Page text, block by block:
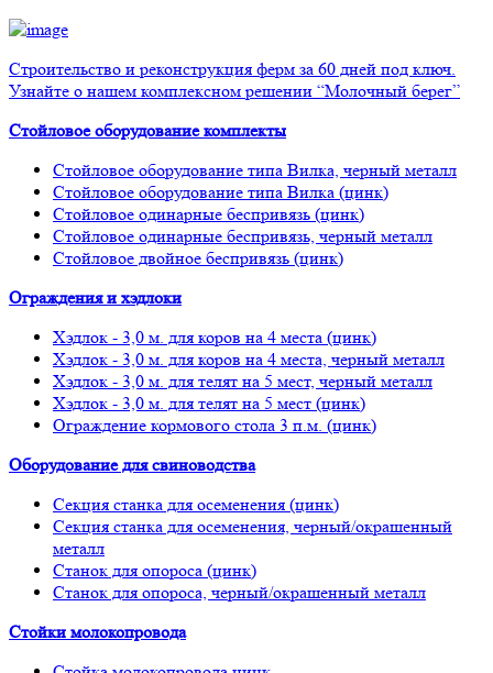
Строительство и реконструкция ферм за 60 дней под ключ.
Узнайте о нашем комплексном решении “Молочный берег”
Стойловое оборудование комплекты
Стойловое оборудование типа Вилка, черный металл
Стойловое оборудование типа Вилка (цинк)
Стойловое одинарные беспривязь (цинк)
Стойловое одинарные беспривязь, черный металл
Стойловое двойное беспривязь (цинк)
Ограждения и хэдлоки
Хэдлок - 3,0 м. для коров на 4 места (цинк)
Хэдлок - 3,0 м. для коров на 4 места, черный металл
Хэдлок - 3,0 м. для телят на 5 мест, черный металл
Хэдлок - 3,0 м. для телят на 5 мест (цинк)
Ограждение кормового стола 3 п.м. (цинк)
Оборудование для свиноводства
Секция станка для осеменения (цинк)
Секция станка для осеменения, черный/окрашенный
металл
Станок для опороса (цинк)
Станок для опороса, черный/окрашенный металл
Стойки молокопровода